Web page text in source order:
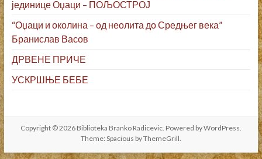
јединице Оџаци – ПОЉОСТРОЈ
“Оџаци и околина – од неолита до Средњег века”
Бранислав Васов
ДРВЕНЕ ПРИЧЕ
УСКРШЊЕ БЕБЕ
Copyright © 2026 Biblioteka Branko Radicevic. Powered byWordPress.
Theme: Spacious byThemeGrill.